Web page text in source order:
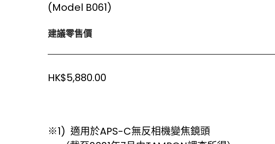
(Model B061)
建議零售價
HK$5,880.00
※1) 適用於APS-C無反相機變焦鏡頭